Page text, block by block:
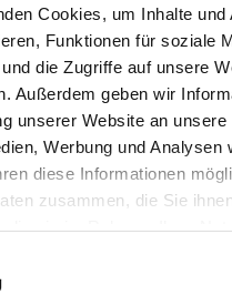
Cookies, um Inhalte und
Funktionen für soziale
die Zugriffe auf unsere
Außerdem geben wir
unserer Website an
Werbung und Analysen
diese Informationen
zusammen, die Sie
Str. 1b, 82256
3223-24
ff.bayern.de
qualifiziert
Betriebes und
vor
umfasst zwei
Semester mit jeweils 20
Dabei wird im
erteilt.